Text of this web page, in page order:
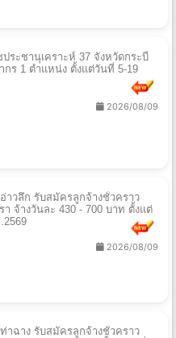
ประชานุเคราะห์ 37 จังหวัดกระบี่
กร 1 ตำแหน่ง ตั้งแต่วันที่ 5-19
2026/08/09
าวลึก รับสมัครลูกจ้างชั่วคราว
า จ้างวันละ 430 - 700 บาท ตั้งแต่
2026/08/09
าฉาง รับสมัครลูกจ้างชั่วคราว